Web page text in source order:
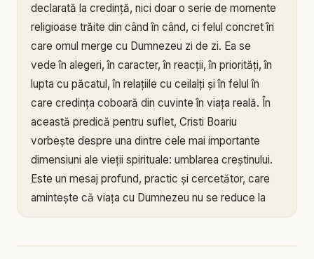
declarată la credință, nici doar o serie de momente
religioase trăite din când în când, ci felul concret în
care omul merge cu Dumnezeu zi de zi. Ea se
vede în alegeri, în caracter, în reacții, în priorități, în
lupta cu păcatul, în relațiile cu ceilalți și în felul în
care credința coboară din cuvinte în viața reală. În
această predică pentru suflet, Cristi Boariu
vorbește despre una dintre cele mai importante
dimensiuni ale vieții spirituale: umblarea creștinului.
Este un mesaj profund, practic și cercetător, care
amintește că viața cu Dumnezeu nu se reduce la